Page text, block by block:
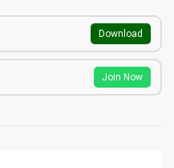
Download
Join Now